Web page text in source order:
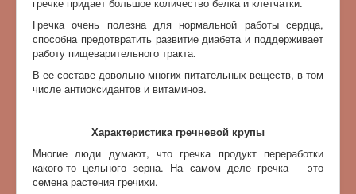
Гречка очень полезна для нормальной работы сердца,
способна предотвратить развитие диабета и поддерживает
работу пищеварительного тракта.
В ее составе довольно многих питательных веществ, в том
числе антиоксидантов и витаминов.
Характеристика гречневой крупы
Многие люди думают, что гречка продукт переработки
какого-то цельного зерна. На самом деле гречка – это
семена растения гречихи.